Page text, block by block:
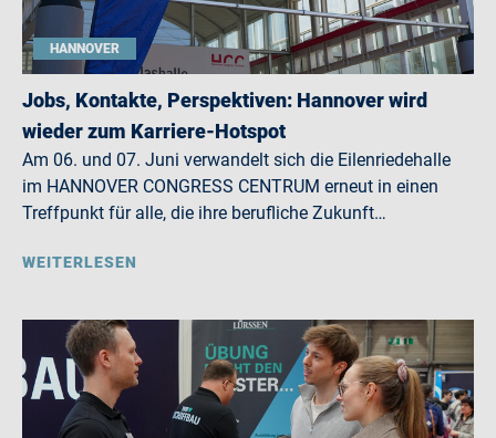
HANNOVER
Jobs, Kontakte, Perspektiven: Hannover wird
wieder zum Karriere-Hotspot
Am 06. und 07. Juni verwandelt sich die Eilenriedehalle
im HANNOVER CONGRESS CENTRUM erneut in einen
Treffpunkt für alle, die ihre berufliche Zukunft…
WEITERLESEN